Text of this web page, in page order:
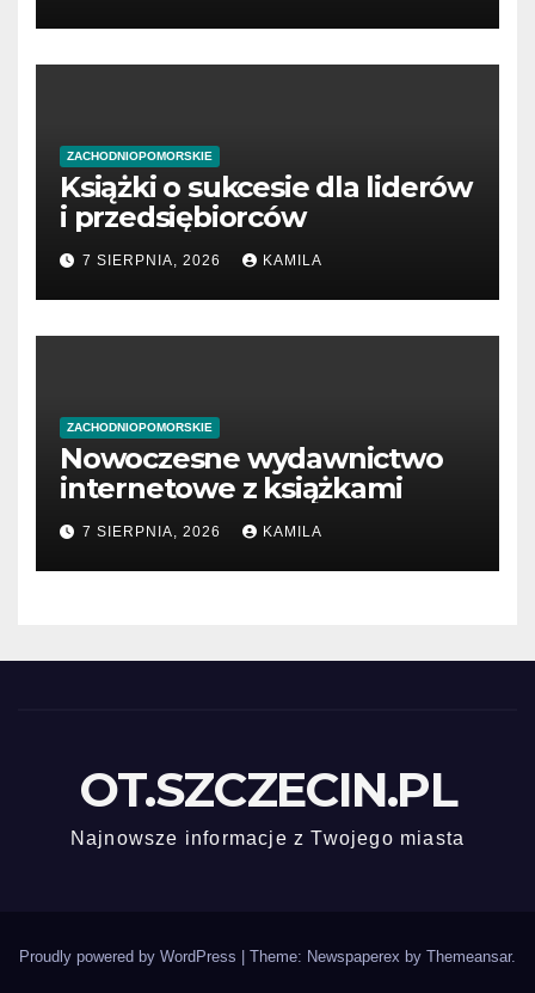
ZACHODNIOPOMORSKIE
Książki o sukcesie dla liderów
i przedsiębiorców
7 SIERPNIA, 2026 KAMILA
ZACHODNIOPOMORSKIE
Nowoczesne wydawnictwo
internetowe z książkami
7 SIERPNIA, 2026 KAMILA
OT.SZCZECIN.PL
Najnowsze informacje z Twojego miasta
Proudly powered by WordPress Theme: Newspaperex by Themeansar.